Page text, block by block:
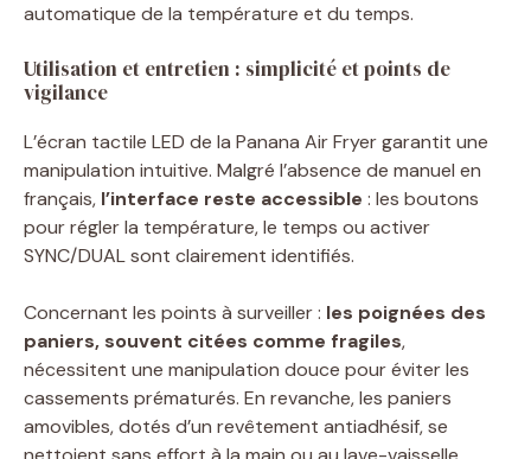
automatique de la température et du temps.
Utilisation et entretien : simplicité et points de
vigilance
L’écran tactile LED de la Panana Air Fryer garantit une
manipulation intuitive. Malgré l’absence de manuel en
français, l’interface reste accessible : les boutons
pour régler la température, le temps ou activer
SYNC/DUAL sont clairement identifiés.
Concernant les points à surveiller : les poignées des
paniers, souvent citées comme fragiles,
nécessitent une manipulation douce pour éviter les
cassements prématurés. En revanche, les paniers
amovibles, dotés d’un revêtement antiadhésif, se